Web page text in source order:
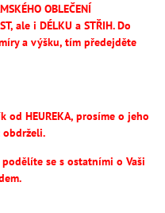
OBLEČENÍ
ale i DÉLKU a STŘIH.Do
a výšku, tím předejděte
HEUREKA, prosíme o jeho
se s ostatními o Vaši